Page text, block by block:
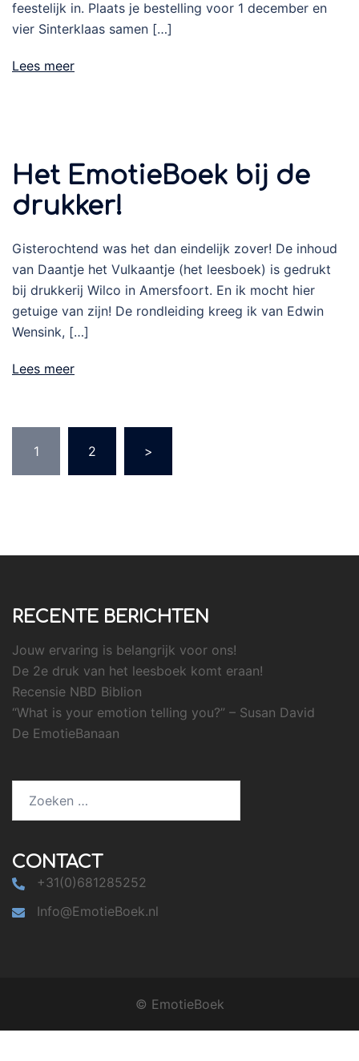
feestelijk in. Plaats je bestelling voor 1 december en
vier Sinterklaas samen […]
Lees meer
Het EmotieBoek bij de
drukker!
Gisterochtend was het dan eindelijk zover! De inhoud
van Daantje het Vulkaantje (het leesboek) is gedrukt
bij drukkerij Wilco in Amersfoort. En ik mocht hier
getuige van zijn! De rondleiding kreeg ik van Edwin
Wensink, […]
Lees meer
1 2 >
RECENTE BERICHTEN
Jouw ervaring is belangrijk voor ons!
De 2e druk van het leesboek komt eraan!
Recensie NBD Biblion
“What is your emotion telling you?” – Susan David
De EmotieBanaan
CONTACT
+31(0)681285252
Info@EmotieBoek.nl
© EmotieBoek